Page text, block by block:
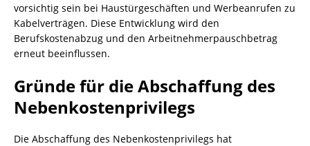
vorsichtig sein bei Haustürgeschäften und Werbeanrufen zu
Kabelverträgen. Diese Entwicklung wird den
Berufskostenabzug und den Arbeitnehmerpauschbetrag
erneut beeinflussen.
Gründe für die Abschaffung des
Nebenkostenprivilegs
Die Abschaffung des Nebenkostenprivilegs hat